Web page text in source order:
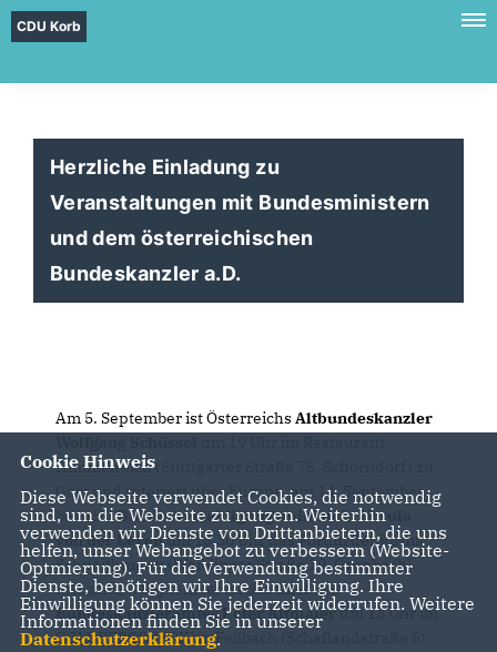
CDU Korb
Herzliche Einladung zu
Veranstaltungen mit Bundesministern
und dem österreichischen
Bundeskanzler a.D.
Am 5. September ist Österreichs Altbundeskanzler
Himmelreich (Stuttgarter Straße 75, Schorndorf) zu
Gast und referiert über Europa, am 14. September
besuchtBundesverteidigungsministein Ursula
von der Leyenum 15.30 Uhr das Forum der Firma
Schnaithmann (Waiblinger Straße 19, Grunbach)
und am 20. September ist derChef des
Bundeskanzleramtes Peter Altmaierum 18 Uhr im
GOLDBERG[WERK] in Fellbach (Schaflandstraße 6)
Cookie Hinweis
Diese Webseite verwendet Cookies, die notwendig
sind, um die Webseite zu nutzen. Weiterhin
verwenden wir Dienste von Drittanbietern, die uns
helfen, unser Webangebot zu verbessern (Website-
Optmierung). Für die Verwendung bestimmter
Dienste, benötigen wir Ihre Einwilligung. Ihre
Einwilligung können Sie jederzeit widerrufen. Weitere
Informationen finden Sie in unserer
Datenschutzerklärung.